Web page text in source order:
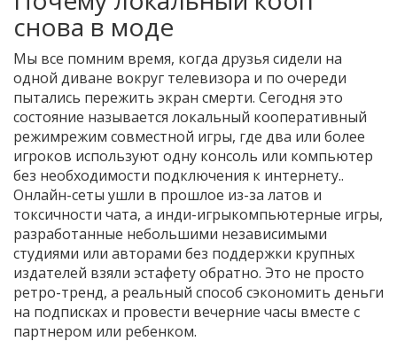
снова в моде
Мы все помним время, когда друзья сидели на
одной диване вокруг телевизора и по очереди
пытались пережить экран смерти. Сегодня это
состояние называется локальный кооперативный
режимрежим совместной игры, где два или более
игроков используют одну консоль или компьютер
без необходимости подключения к интернету..
Онлайн-сеты ушли в прошлое из-за латов и
токсичности чата, а инди-игрыкомпьютерные игры,
разработанные небольшими независимыми
студиями или авторами без поддержки крупных
издателей взяли эстафету обратно. Это не просто
ретро-тренд, а реальный способ сэкономить деньги
на подписках и провести вечерние часы вместе с
партнером или ребенком.